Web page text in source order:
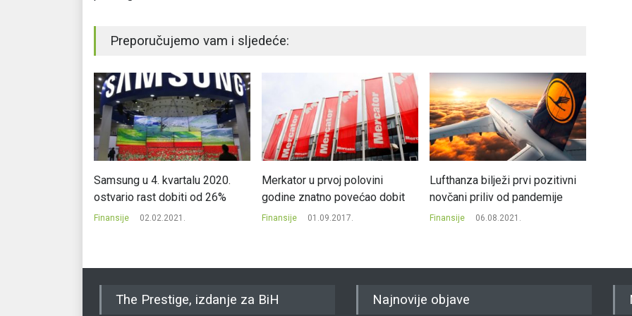
Preporučujemo vam i sljedeće:
Samsung u 4. kvartalu 2020.
ostvario rast dobiti od 26%
Finansije 02.02.2021.
Merkator u prvoj polovini
godine znatno povećao dobit
Finansije 01.09.2017.
Lufthanza bilježi prvi pozitivni
novčani priliv od pandemije
Finansije 06.08.2021.
The Prestige, izdanje za BiH Najnovije objave